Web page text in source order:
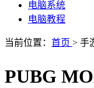
电脑系统
电脑教程
当前位置： 首页 > 手
PUBG